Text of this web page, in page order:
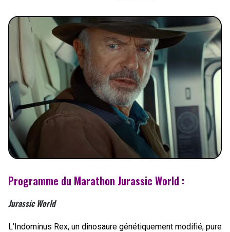
Programme du Marathon Jurassic World :
Jurassic World
L’Indominus Rex, un dinosaure génétiquement modifié, pure